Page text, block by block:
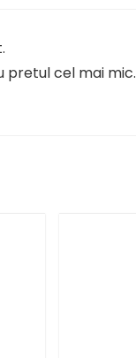
pretul cel mai mic.